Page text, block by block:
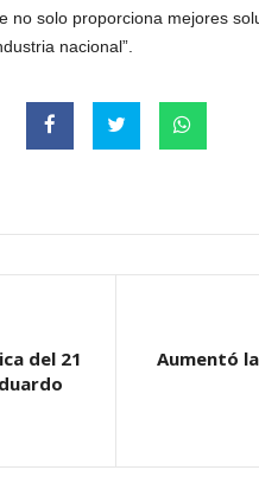
no solo proporciona mejores
nacional”.
del 21
Aumentó